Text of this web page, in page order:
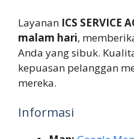
Layanan ICS SERVICE
malam hari,
Anda yang sibuk.
kepuasan pelanggan
mereka.
Informasi